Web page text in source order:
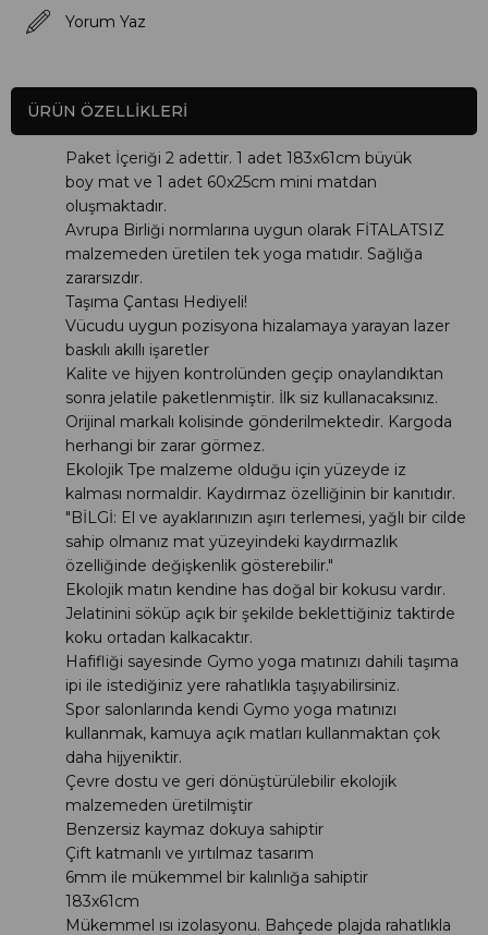
Yorum Yaz
ÜRÜN ÖZELLIKLERI
Paket İçeriği 2 adettir. 1 adet 183x61cm büyük
boy mat ve 1 adet 60x25cm mini matdan
oluşmaktadır.
Avrupa Birliği normlarına uygun olarak FİTALATSIZ
malzemeden üretilen tek yoga matıdır. Sağlığa
zararsızdır.
Taşıma Çantası Hediyeli!
Vücudu uygun pozisyona hizalamaya yarayan lazer
baskılı akıllı işaretler
Kalite ve hijyen kontrolünden geçip onaylandıktan
sonra jelatile paketlenmiştir. İlk siz kullanacaksınız.
Orijinal markalı kolisinde gönderilmektedir. Kargoda
herhangi bir zarar görmez.
Ekolojik Tpe malzeme olduğu için yüzeyde iz
kalması normaldir. Kaydırmaz özelliğinin bir kanıtıdır.
"BİLGİ: El ve ayaklarınızın aşırı terlemesi, yağlı bir cilde
sahip olmanız mat yüzeyindeki kaydırmazlık
özelliğinde değişkenlik gösterebilir."
Ekolojik matın kendine has doğal bir kokusu vardır.
Jelatinini söküp açık bir şekilde beklettiğiniz taktirde
koku ortadan kalkacaktır.
Hafifliği sayesinde Gymo yoga matınızı dahili taşıma
ipi ile istediğiniz yere rahatlıkla taşıyabilirsiniz.
Spor salonlarında kendi Gymo yoga matınızı
kullanmak, kamuya açık matları kullanmaktan çok
daha hijyeniktir.
Çevre dostu ve geri dönüştürülebilir ekolojik
malzemeden üretilmiştir
Benzersiz kaymaz dokuya sahiptir
Çift katmanlı ve yırtılmaz tasarım
6mm ile mükemmel bir kalınlığa sahiptir
183x61cm
Mükemmel ısı izolasyonu. Bahçede plajda rahatlıkla